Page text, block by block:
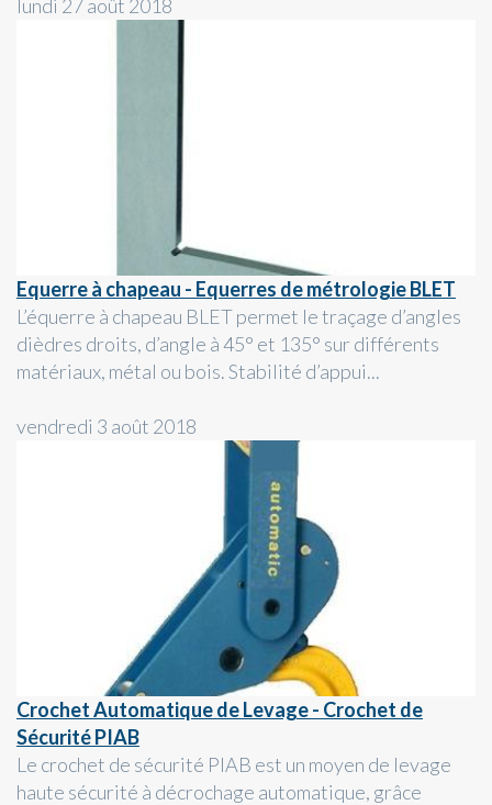
lundi 27 août 2018
Equerre à chapeau - Equerres de métrologie BLET
L’équerre à chapeau BLET permet le traçage d’angles
dièdres droits, d’angle à 45° et 135° sur différents
matériaux, métal ou bois. Stabilité d’appui...
vendredi 3 août 2018
Crochet Automatique de Levage - Crochet de
Sécurité PIAB
Le crochet de sécurité PIAB est un moyen de levage
haute sécurité à décrochage automatique, grâce